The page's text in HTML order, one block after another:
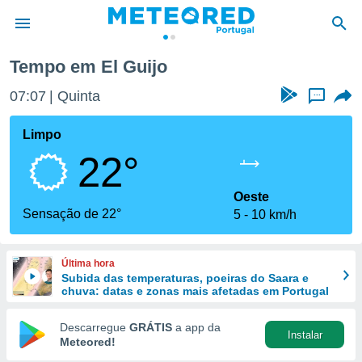
da
foi
fornecidas
a este
das
e
forma
digital
Tempo em El Guijo
07:07 Quinta ...
Limpo
22°
Sensação de 22°
Oeste
5
10 km/h
Última hora
Subida das temperaturas, poeiras do Saara e
chuva: datas e zonas mais afetadas em Portugal
Descarregue GRÁTIS a app da
Meteored!
Instalar